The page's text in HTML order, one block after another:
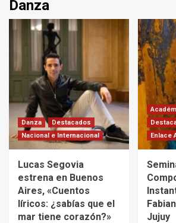
Danza
Danza
Destacados
Nacional e Internacional
Lucas Segovia
estrena en Buenos
Aires, «Cuentos
líricos: ¿sabías que el
mar tiene corazón?»
Enlace
Jujuy